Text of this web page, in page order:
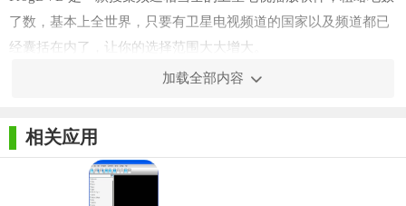
了数，基本上全世界，只要有卫星电视频道的国家以及频道都已
经囊括在内了，让你的选择范围大大增大。
目录。
2、运行Reseter.exe点击Reset按钮对源程序打补丁即可。
3、切记打补丁时一定要关闭源程序.否则会失败的！
加载全部内容
相关应用